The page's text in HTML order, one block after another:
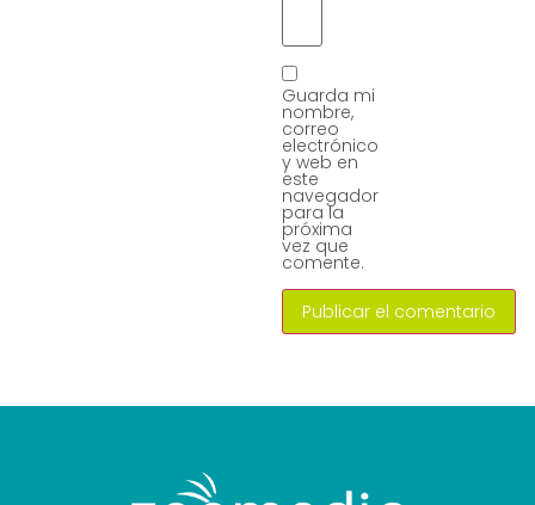
Guarda mi
nombre,
correo
electrónico
y web en
este
navegador
para la
próxima
vez que
comente.